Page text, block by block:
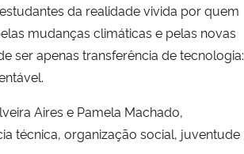
da realidade vivida por quem
mudanças climáticas e pelas novas
ser apenas transferência de tecnologia:
Aires e Pamela Machado,
técnica, organização social, juventude